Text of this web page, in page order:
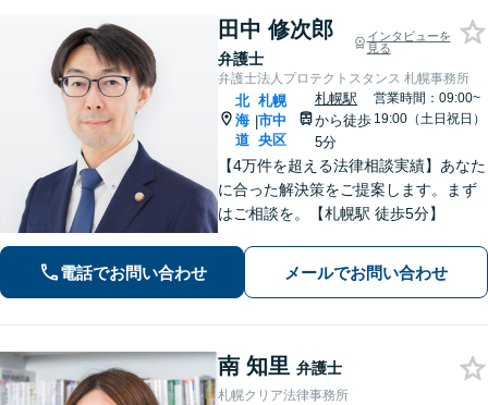
田中 修次郎
弁護士
インタビューを
見る
弁護士法人プロテクトスタンス 札幌事務所
北
海
道
|
札幌
市中
央区
札幌駅
から徒歩
5分
営業時間：09:00~
19:00（土日祝日）
【4万件を超える法律相談実績】あなた
に合った解決策をご提案します。まず
はご相談を。【札幌駅 徒歩5分】
電話でお問い合わせ メールでお問い合わせ
南 知里 弁護士
札幌クリア法律事務所